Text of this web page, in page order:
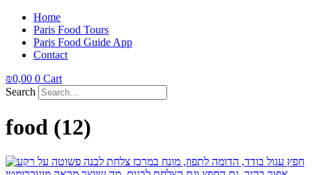
Home
Paris Food Tours
Paris Food Guide App
Contact
₪0,00 0 Cart
Search
food (12)